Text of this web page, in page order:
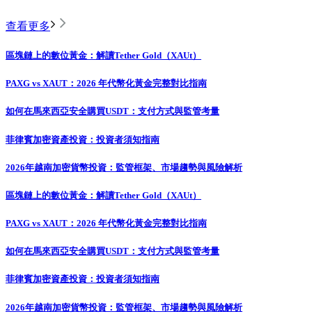
查看更多
區塊鏈上的數位黃金：解讀Tether Gold（XAUt）
PAXG vs XAUT：2026 年代幣化黃金完整對比指南
如何在馬來西亞安全購買USDT：支付方式與監管考量
菲律賓加密資產投資：投資者須知指南
2026年越南加密貨幣投資：監管框架、市場趨勢與風險解析
區塊鏈上的數位黃金：解讀Tether Gold（XAUt）
PAXG vs XAUT：2026 年代幣化黃金完整對比指南
如何在馬來西亞安全購買USDT：支付方式與監管考量
菲律賓加密資產投資：投資者須知指南
2026年越南加密貨幣投資：監管框架、市場趨勢與風險解析